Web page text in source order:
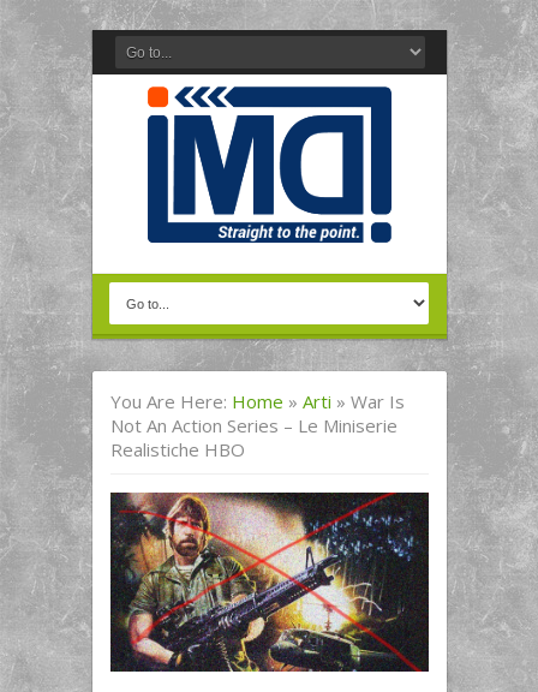
You Are Here: Home » Arti » War Is
Not An Action Series – Le Miniserie
Realistiche HBO